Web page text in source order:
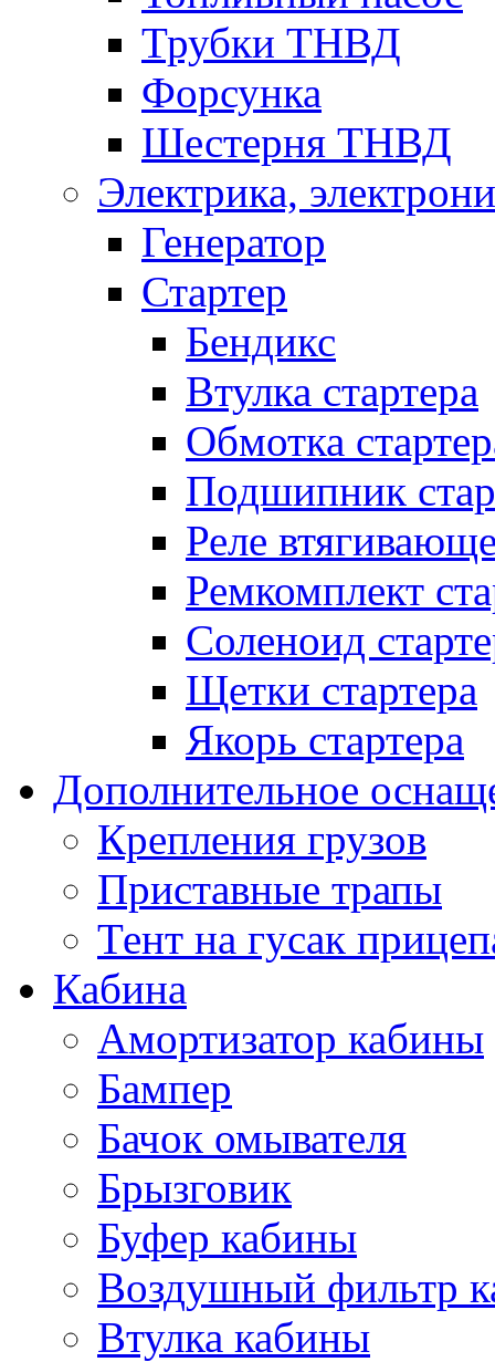
Трубки ТНВД
Форсунка
Шестерня ТНВД
Электрика,
Генератор
Стартер
Бендикс
Втулка стартера
Обмотка
Подшипник
Реле
Ремкомплект
Соленоид
Щетки стартера
Якорь стартера
Дополнительное
Крепления грузов
Приставные трапы
Тент на гусак
Кабина
Амортизатор кабины
Бампер
Бачок омывателя
Брызговик
Буфер кабины
Воздушный фильтр
Втулка кабины